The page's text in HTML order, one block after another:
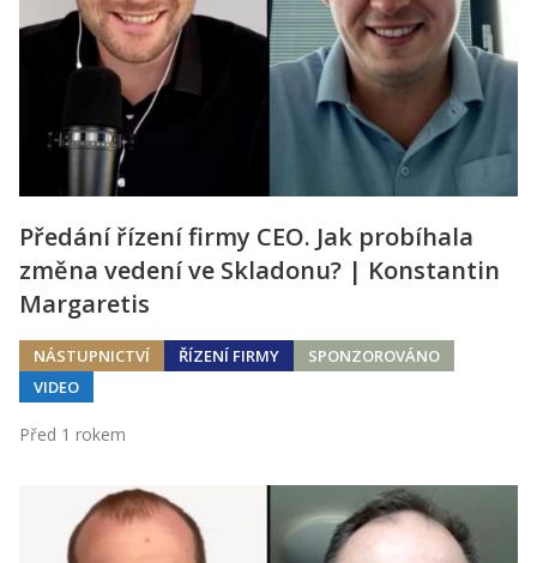
Předání řízení firmy CEO. Jak probíhala
změna vedení ve Skladonu? | Konstantin
Margaretis
NÁSTUPNICTVÍ ŘÍZENÍ FIRMY
SPONZOROVÁNO
VIDEO
Před 1 rokem